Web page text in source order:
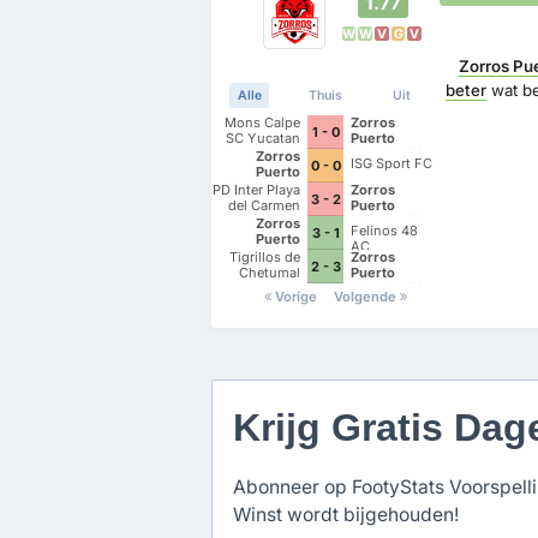
W W V G V
Alle Thuis Uit
Mons Calpe
SC Yucatan
1 - 0
Zorros
Puerto
Zorros
Puerto
Morelos FC
0 - 0
ISG Sport FC
PD Inter Playa
del Carmen
AC II
3 - 2
Zorros
Puerto
Morelos FC
Zorros
Puerto
Morelos FC
3 - 1
Felinos 48
AC
Tigrillos de
Chetumal
2 - 3
Zorros
Puerto
Morelos FC
Vorige Volgende
Zorros
beterwat
Krijg Gratis
Abonneer op FootyStats
Winst wordt bijgehouden!